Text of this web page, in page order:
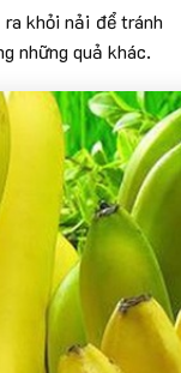
khỏi nải để tránh
những quả khác.